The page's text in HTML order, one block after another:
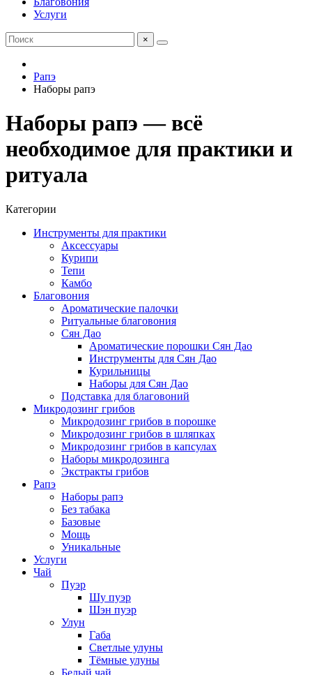
Услуги
×
Рапэ
Наборы рапэ
Наборы рапэ — всё
необходимое для практики и
ритуала
Категории
Инструменты для практики
Аксессуары
Курипи
Тепи
Камбо
Благовония
Ароматические палочки
Ритуальные благовония
Сян Дао
Ароматические порошки Сян Дао
Инструменты для Сян Дао
Курильницы
Наборы для Сян Дао
Подставка для благовоний
Микродозинг грибов
Микродозинг грибов в порошке
Микродозинг грибов в шляпках
Микродозинг грибов в капсулах
Наборы микродозинга
Экстракты грибов
Рапэ
Наборы рапэ
Без табака
Базовые
Мощь
Уникальные
Услуги
Чай
Пуэр
Шу пуэр
Шэн пуэр
Улун
Габа
Светлые улуны
Тёмные улуны
Белый чай